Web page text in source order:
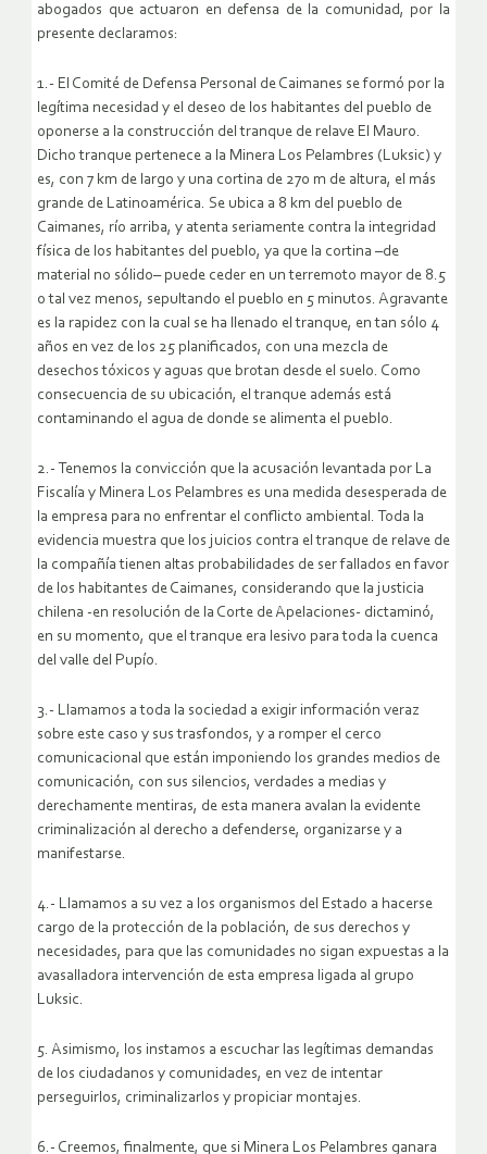
abogados que actuaron en defensa de la comunidad, por la
presente declaramos:
1.- El Comité de Defensa Personal de Caimanes se formó por la
legítima necesidad y el deseo de los habitantes del pueblo de
oponerse a la construcción del tranque de relave El Mauro.
Dicho tranque pertenece a la Minera Los Pelambres (Luksic) y
es, con 7 km de largo y una cortina de 270 m de altura, el más
grande de Latinoamérica. Se ubica a 8 km del pueblo de
Caimanes, río arriba, y atenta seriamente contra la integridad
física de los habitantes del pueblo, ya que la cortina –de
material no sólido– puede ceder en un terremoto mayor de 8.5
o tal vez menos, sepultando el pueblo en 5 minutos. Agravante
es la rapidez con la cual se ha llenado el tranque, en tan sólo 4
años en vez de los 25 planificados, con una mezcla de
desechos tóxicos y aguas que brotan desde el suelo. Como
consecuencia de su ubicación, el tranque además está
contaminando el agua de donde se alimenta el pueblo.
2.- Tenemos la convicción que la acusación levantada por La
Fiscalía y Minera Los Pelambres es una medida desesperada de
la empresa para no enfrentar el conflicto ambiental. Toda la
evidencia muestra que los juicios contra el tranque de relave de
la compañía tienen altas probabilidades de ser fallados en favor
de los habitantes de Caimanes, considerando que la justicia
chilena -en resolución de la Corte de Apelaciones- dictaminó,
en su momento, que el tranque era lesivo para toda la cuenca
del valle del Pupío.
3.- Llamamos a toda la sociedad a exigir información veraz
sobre este caso y sus trasfondos, y a romper el cerco
comunicacional que están imponiendo los grandes medios de
comunicación, con sus silencios, verdades a medias y
derechamente mentiras, de esta manera avalan la evidente
criminalización al derecho a defenderse, organizarse y a
manifestarse.
4.- Llamamos a su vez a los organismos del Estado a hacerse
cargo de la protección de la población, de sus derechos y
necesidades, para que las comunidades no sigan expuestas a la
avasalladora intervención de esta empresa ligada al grupo
Luksic.
5. Asimismo, los instamos a escuchar las legítimas demandas
de los ciudadanos y comunidades, en vez de intentar
perseguirlos, criminalizarlos y propiciar montajes.
6.- Creemos, finalmente, que si Minera Los Pelambres ganara